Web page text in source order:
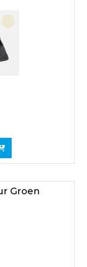
Groen